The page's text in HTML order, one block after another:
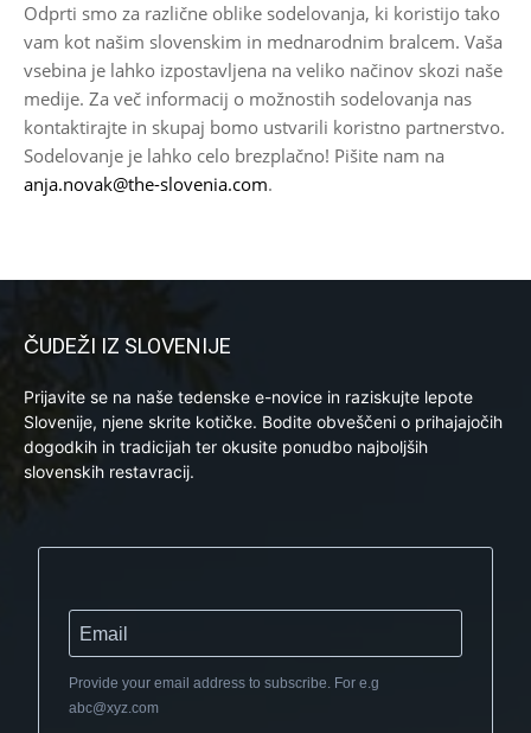
Odprti smo za različne oblike sodelovanja, ki koristijo tako
vam kot našim slovenskim in mednarodnim bralcem. Vaša
vsebina je lahko izpostavljena na veliko načinov skozi naše
medije. Za več informacij o možnostih sodelovanja nas
kontaktirajte in skupaj bomo ustvarili koristno partnerstvo.
Sodelovanje je lahko celo brezplačno! Pišite nam na
anja.novak@the-slovenia.com.
ČUDEŽI IZ SLOVENIJE
Prijavite se na naše tedenske e-novice in raziskujte lepote
Slovenije, njene skrite kotičke. Bodite obveščeni o prihajajočih
dogodkih in tradicijah ter okusite ponudbo najboljših
slovenskih restavracij.
Provide your email address to subscribe. For e.g
abc@xyz.com